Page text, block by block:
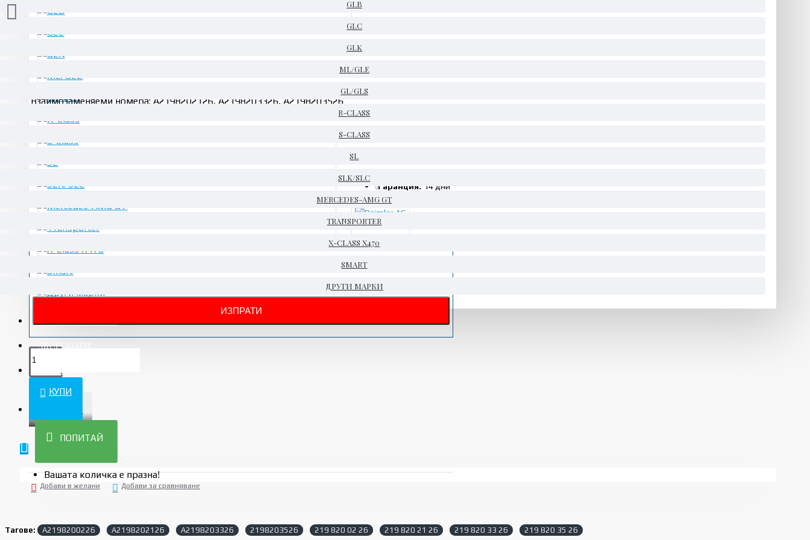
GLB
GLC
GLK
ML/GLE
GL/GLS
R-CLASS
S-CLASS
SL
SLK/SLC
MERCEDES-AMG GT
TRANSPORTER
X-CLASS X470
SMART
ДРУГИ МАРКИ
АВТОЧАСТИ НОВИ
АКСЕСОАРИ
УСЛУГИ
Вашата количка е празна!
Взаимозаменяеми номера: A2198202126, A2198203326, A2198203526
Гаранция: 14 дни
Daimler AG
КУПИ
ПОПИТАЙ
Добави в желани Добави за сравняване
Тагове: A2198200226 A2198202126 A2198203326 2198203526 219 820 02 26 219 820 21 26 219 820 33 26 219 820 35 26